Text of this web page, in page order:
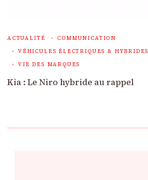
ACTUALITÉ
COMMUNICATION
VÉHICULES ÉLECTRIQUES & HYBRIDES
VIE DES MARQUES
Kia : Le Niro hybride au rappel